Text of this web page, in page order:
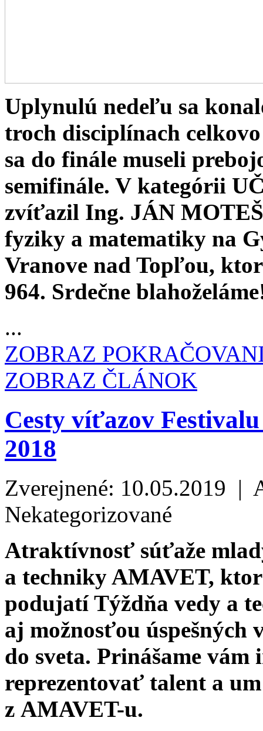
Uplynulú nedeľu sa
troch disciplínach
sa do finále museli
semifinále. V kategórii
zvíťazil Ing. JÁN
fyziky a matematiky na
Vranove nad Topľou,
964. Srdečne
...
ZOBRAZ
ZOBRAZ ČLÁNOK
Cesty víťazov
2018
Zverejnené: 10.05.2019 |
Nekategorizované
Atraktívnosť súťaže
a techniky AMAVET,
podujatí Týždňa vedy a
aj možnosťou úspešných
do sveta. Prinášame
reprezentovať talent a
z AMAVET-u.